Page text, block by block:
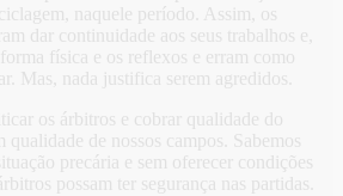
naquele período. Assim, os
dar continuidade aos seus trabalhos e,
física e os reflexos e erram como
Mas, nada justifica serem agredidos.
os árbitros e cobrar qualidade do
de nossos campos. Sabemos
precária e sem oferecer condições
possam ter segurança nas partidas.